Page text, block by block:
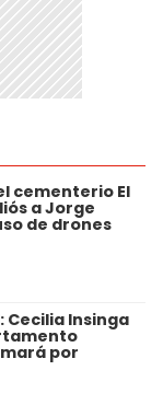
cementerio El
a Jorge
de drones
Cecilia Insinga
por